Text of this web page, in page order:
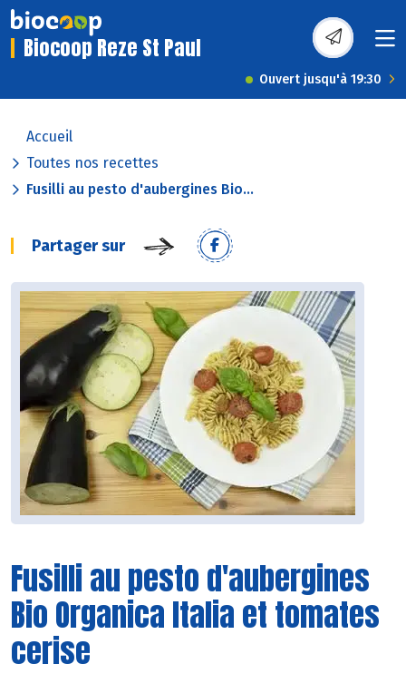
Biocoop Reze St Paul
Ouvert jusqu'à 19:30
Accueil
Toutes nos recettes
Fusilli au pesto d'aubergines Bio...
Partager sur
Fusilli au pesto d'aubergines
Bio Organica Italia et tomates
cerise